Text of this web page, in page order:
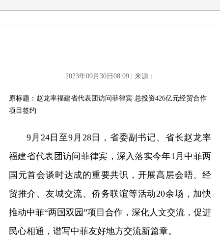
2023年09月30日08:09 | 来源：
原标题：赵龙率福建省代表团访问菲律宾 总投资426亿元经贸合作
项目签约
9月24日至9月28日，省委副书记、省长赵龙率
福建省代表团访问菲律宾，深入落实今年1月中菲两
国元首会谈时达成的重要共识，开展高层会晤、经
贸推介、友城交流、侨务联谊等活动20余场，加快
推动中菲“两国双园”项目合作，深化人文交流，促进
民心相通，谱写中菲友好地方交流新篇章。